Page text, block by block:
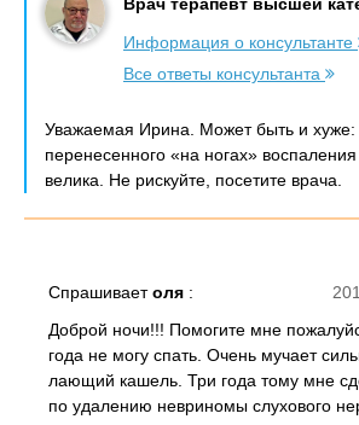
Информация о консультанте
Все ответы консультанта
Уважаемая Ирина. Может быть и хуже:
перенесенного «на ногах» воспаления
велика. Не рискуйте, посетите врача.
Спрашиваетоля :
Доброй ночи!!! Помогите мне
года не могу спать. Очень мучает
лающий кашель. Три года тому мне
по удалению невриномы слухового